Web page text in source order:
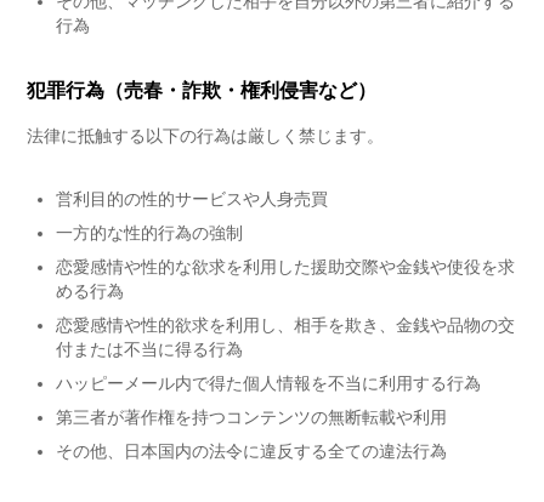
行為
犯罪行為（売春・詐欺・権利侵害など）
法律に抵触する以下の行為は厳しく禁じます。
営利目的の性的サービスや人身売買
一方的な性的行為の強制
恋愛感情や性的な欲求を利用した援助交際や金銭や使役を求
める行為
恋愛感情や性的欲求を利用し、相手を欺き、金銭や品物の交
付または不当に得る行為
ハッピーメール内で得た個人情報を不当に利用する行為
第三者が著作権を持つコンテンツの無断転載や利用
その他、日本国内の法令に違反する全ての違法行為